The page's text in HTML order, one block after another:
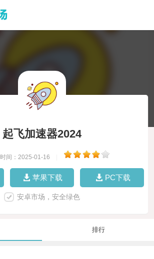
起飞加速器2024
时间：2025-01-16
苹果下载 PC下载
安卓市场，安全绿色
排行